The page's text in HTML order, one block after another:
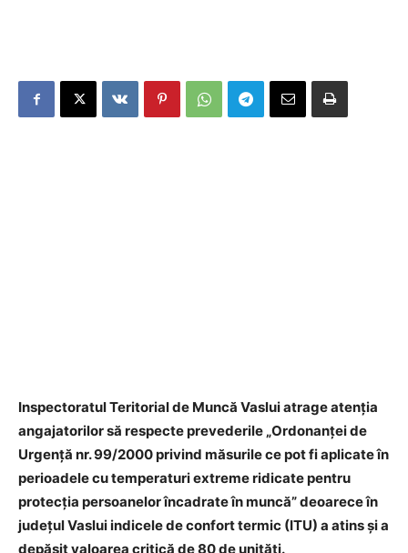
Inspectoratul Teritorial de Muncă Vaslui atrage atenția
angajatorilor să respecte prevederile „Ordonanţei de
Urgenţă nr. 99/2000 privind măsurile ce pot fi aplicate în
perioadele cu temperaturi extreme ridicate pentru
protecţia persoanelor încadrate în muncă” deoarece în
județul Vaslui indicele de confort termic (ITU) a atins și a
depășit valoarea critică de 80 de unități.